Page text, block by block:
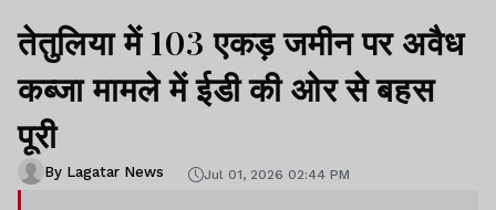
तेतुलिया में 103 एकड़ जमीन पर अवैध
कब्जा मामले में ईडी की ओर से बहस
पूरी
By Lagatar News Jul 01, 2026 02:44 PM